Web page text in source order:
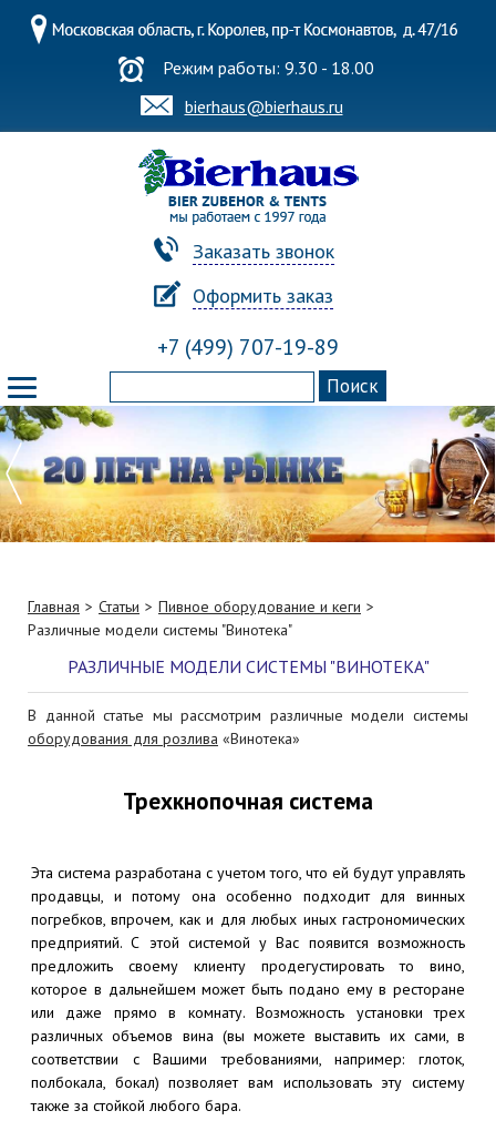
Режим работы: 9.30 - 18.00
bierhaus@bierhaus.ru
Заказать звонок
Оформить заказ
+7 (499) 707-19-89
Главная Статьи
Пивное оборудование и кеги
Различные модели системы "Винотека"
РАЗЛИЧНЫЕ МОДЕЛИ СИСТЕМЫ "ВИНОТЕКА"
В данной статье мы рассмотрим различные модели системы
оборудования для розлива «Винотека»
Трехкнопочная система
Эта система разработана с учетом того, что ей будут управлять
продавцы, и потому она особенно подходит для винных
погребков, впрочем, как и для любых иных гастрономических
предприятий. С этой системой у Вас появится возможность
предложить своему клиенту продегустировать то вино,
которое в дальнейшем может быть подано ему в ресторане
или даже прямо в комнату. Возможность установки трех
различных объемов вина (вы можете выставить их сами, в
соответствии с Вашими требованиями, например: глоток,
полбокала, бокал) позволяет вам использовать эту систему
также за стойкой любого бара.